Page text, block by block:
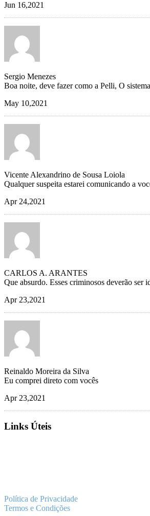
Jun 16,2021
Sergio Menezes
Boa noite, deve fazer como a Pelli, O
May 10,2021
Vicente Alexandrino de Sousa Loiola
Qualquer suspeita estarei comunicando a
Apr 24,2021
CARLOS A. ARANTES
Que absurdo. Esses criminosos deverão ser
Apr 23,2021
Reinaldo Moreira da Silva
Eu comprei direto com vocês
Apr 23,2021
Links Úteis
Política de Privacidade
Termos e Condições